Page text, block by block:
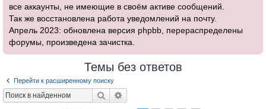
все аккаунты, не имеющие в своём активе сообщений.
Так же восстановлена работа уведомлений на почту.
Апрель 2023: обновлена версия phpbb, перераспределены
форумы, произведена зачистка.
Темы без ответов
Перейти к расширенному поиску
Поиск